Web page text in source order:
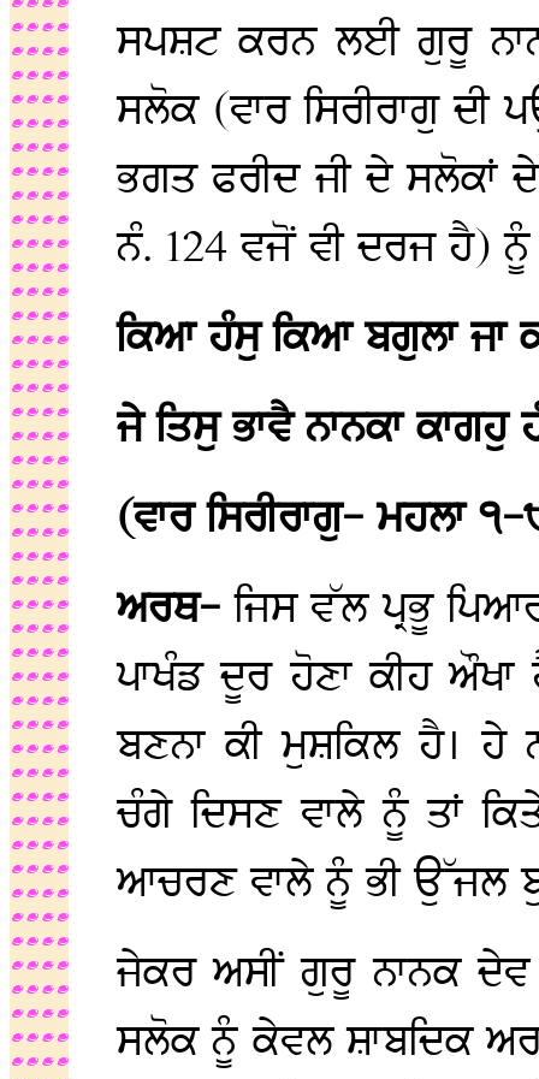
ਸਪਸ਼ਟ ਕਰਨ ਲਈ ਗੁਰੂ
ਸਲੋਕ (ਵਾਰ ਸਿਰੀਰਾਗੁ
ਭਗਤ ਫਰੀਦ ਜੀ ਦੇ ਸਲੋਕਾਂ
ਨੰ. 124 ਵਜੋਂ ਵੀ ਦਰਜ ਹੈ)
ਕਿਆ ਹੰਸੁ ਕਿਆ ਬਗੁਲਾ ਜਾ
ਜੇ ਤਿਸੁ ਭਾਵੈ ਨਾਨਕਾ
(ਵਾਰ ਸਿਰੀਰਾਗੁ- ਮਹਲਾ
ਅਰਥ-ਜਿਸ ਵੱਲ ਪ੍ਰਭੂ
ਪਾਖੰਡ ਦੂਰ ਹੋਣਾ ਕੀਹ
ਬਣਨਾ ਕੀ ਮੁਸ਼ਕਿਲ ਹੈ। ਹੇ
ਚੰਗੇ ਦਿਸਣ ਵਾਲੇ ਨੂੰ ਤਾਂ
ਆਚਰਣ ਵਾਲੇ ਨੂੰ ਭੀ ਉੱਜਲ
ਜੇਕਰ ਅਸੀਂ ਗੁਰੂ ਨਾਨਕ
ਸਲੋਕ ਨੂੰ ਕੇਵਲ ਸ਼ਾਬਦਿਕ